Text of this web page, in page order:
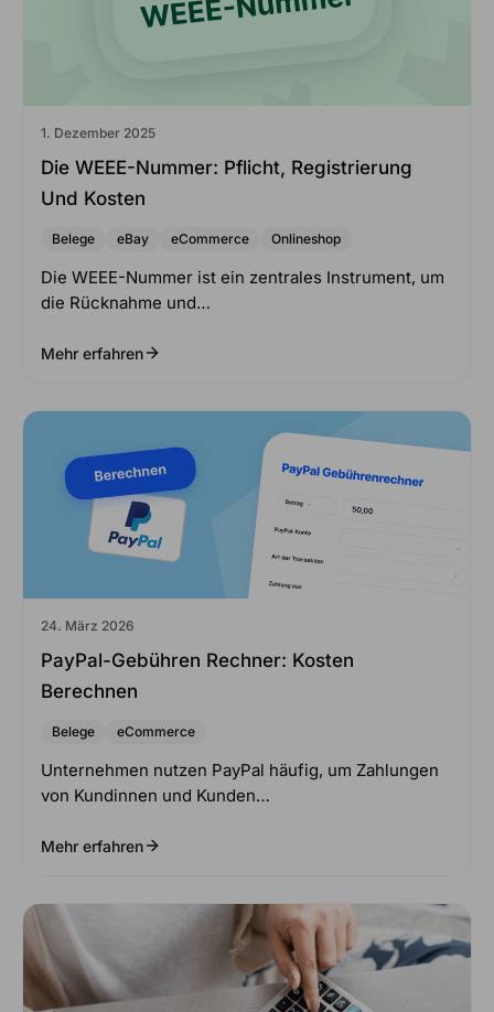
1. Dezember 2025
Die WEEE-Nummer: Pflicht, Registrierung
Und Kosten
Belege eBay eCommerce Onlineshop
Die WEEE-Nummer ist ein zentrales Instrument, um
die Rücknahme und…
Mehr erfahren
24. März 2026
PayPal-Gebühren Rechner: Kosten
Berechnen
Belege eCommerce
Unternehmen nutzen PayPal häufig, um Zahlungen
von Kundinnen und Kunden…
Mehr erfahren